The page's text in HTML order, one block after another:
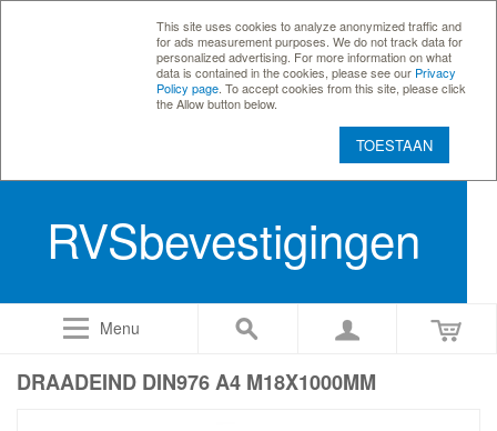
This site uses cookies to analyze anonymized traffic and
for ads measurement purposes. We do not track data for
personalized advertising. For more information on what
data is contained in the cookies, please see our Privacy
Policy page . To accept cookies from this site, please click
the Allow button below.
TOESTAAN
RVSbevestigingen
Menu
DRAADEIND DIN976 A4 M18X1000MM